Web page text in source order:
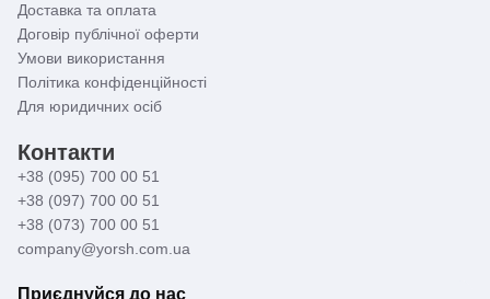
Доставка та оплата
Договір публічної оферти
Умови використання
Політика конфіденційності
Для юридичних осіб
Контакти
+38 (095) 700 00 51
+38 (097) 700 00 51
+38 (073) 700 00 51
company@yorsh.com.ua
Приєднуйся до нас